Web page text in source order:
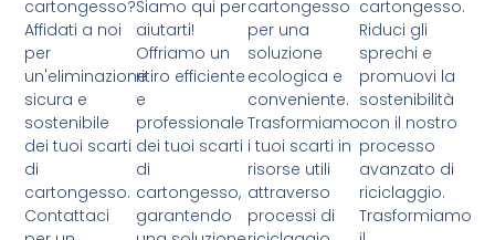
cartongesso?
Affidati a noi
per
un'eliminazione
sicura e
sostenibile
dei tuoi scarti
di
cartongesso.
Contattaci
Siamo qui per
aiutarti!
Offriamo un
ritiro efficiente
e
professionale
dei tuoi scarti
di
cartongesso,
garantendo
cartongesso
per una
soluzione
ecologica e
conveniente.
Trasformiamo
i tuoi scarti in
risorse utili
attraverso
processi di
cartongesso.
Riduci gli
sprechi e
promuovi la
sostenibilità
con il nostro
processo
avanzato di
riciclaggio.
Trasformiamo